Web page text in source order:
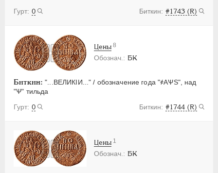
0
#1743 (R)
БК
Биткин: "...ВЕЛИКIИ..." / обозначение года "҂АѰS", над
"Ѱ" тильда
0
#1744 (R)
Цены 8
БК
Цены 1